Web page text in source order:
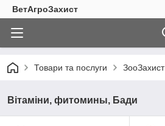
ВетАгроЗахист
Товари та послуги ЗооЗахист
Вітаміни, фитомины, Бади